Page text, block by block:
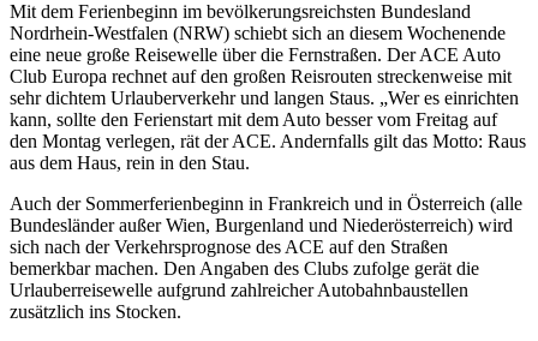
Mit dem Ferienbeginn im bevölkerungsreichsten Bundesland
Nordrhein-Westfalen (NRW) schiebt sich an diesem Wochenende
eine neue große Reisewelle über die Fernstraßen. Der ACE Auto
Club Europa rechnet auf den großen Reisrouten streckenweise mit
sehr dichtem Urlauberverkehr und langen Staus. „Wer es einrichten
kann, sollte den Ferienstart mit dem Auto besser vom Freitag auf
den Montag verlegen, rät der ACE. Andernfalls gilt das Motto: Raus
aus dem Haus, rein in den Stau.
Auch der Sommerferienbeginn in Frankreich und in Österreich (alle
Bundesländer außer Wien, Burgenland und Niederösterreich) wird
sich nach der Verkehrsprognose des ACE auf den Straßen
bemerkbar machen. Den Angaben des Clubs zufolge gerät die
Urlauberreisewelle aufgrund zahlreicher Autobahnbaustellen
zusätzlich ins Stocken.